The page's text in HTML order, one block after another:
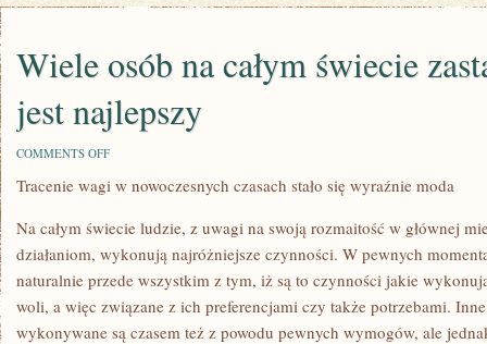
Wiele osób na całym świecie
jest najlepszy
COMMENTS OFFON
OSÓB
ŚWIECIE
ZASTANAWIA
SIĘ
JAKI
JEST
NAJLEPSZY
Tracenie wagi w nowoczesnych czasach stało się wyraźnie moda
Na całym świecie ludzie, z uwagi na swoją rozmaitość w głównej
działaniom, wykonują najróżniejsze czynności. W pewnych
naturalnie przede wszystkim z tym, iż są to czynności jakie
woli, a więc związane z ich preferencjami czy także potrzebami.
wykonywane są czasem też z powodu pewnych wymogów, ale